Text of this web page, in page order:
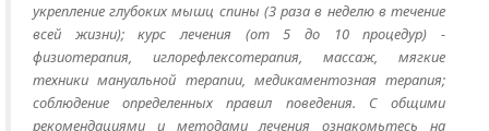
укрепление глубоких мышц спины (3 раза в неделю в течение
всей жизни); курс лечения (от 5 до 10 процедур) -
физиотерапия, иглорефлексотерапия, массаж, мягкие
техники мануальной терапии, медикаментозная терапия;
соблюдение определенных правил поведения. С общими
рекомендациями и методами лечения ознакомьтесь на